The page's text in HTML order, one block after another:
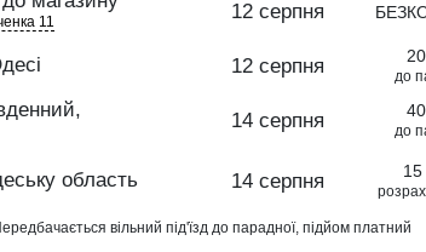
11
область
12 серпня
12 серпня
14 серпня
14 серпня
до
до
15
вільний під'їзд до парадної, підйом платний